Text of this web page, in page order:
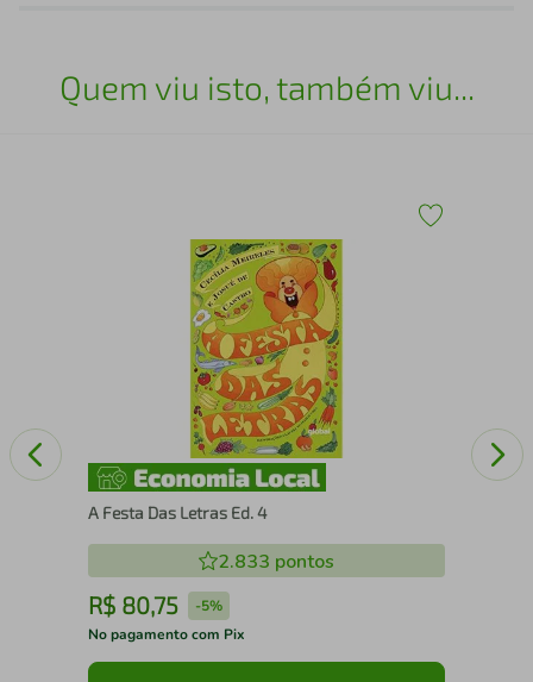
Quem viu isto, também viu...
A Festa Das Letras Ed. 4
2.833 pontos
R$ 80,75 -5%
No pagamento com Pix